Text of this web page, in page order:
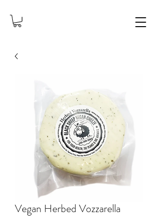
Vegan Herbed Vozzarella